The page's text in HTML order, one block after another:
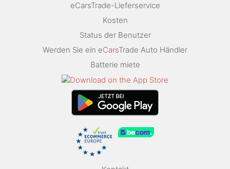
eCarsTrade-Lieferservice
Kosten
Status der Benutzer
Werden Sie ein eCarsTrade Auto Händler
Batterie miete